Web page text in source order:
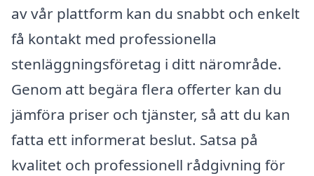
av vår plattform kan du snabbt och enkelt
få kontakt med professionella
stenläggningsföretag i ditt närområde.
Genom att begära flera offerter kan du
jämföra priser och tjänster, så att du kan
fatta ett informerat beslut. Satsa på
kvalitet och professionell rådgivning för